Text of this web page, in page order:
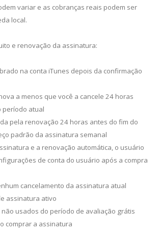
variar e as cobranças reais podem ser
local.
e renovação da assinatura:
na conta iTunes depois da confirmação
a menos que você a cancele 24 horas
período atual
pela renovação 24 horas antes do fim do
padrão da assinatura semanal
e a renovação automática, o usuário
de conta do usuário após a compra
cancelamento da assinatura atual
assinatura ativo
usados do período de avaliação grátis
comprar a assinatura